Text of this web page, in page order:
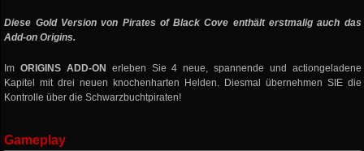
Diese Gold Version von Pirates of Black Cove enthält erstmalig auch das
Add-on Origins.
ImORIGINS ADD-ON
erleben Sie 4 neue, spannende und actiongeladene
Kapitel mit drei neuen knochenharten Helden. Diesmal übernehmen SIE die
Kontrolle über die Schwarzbuchtpiraten!
Gameplay